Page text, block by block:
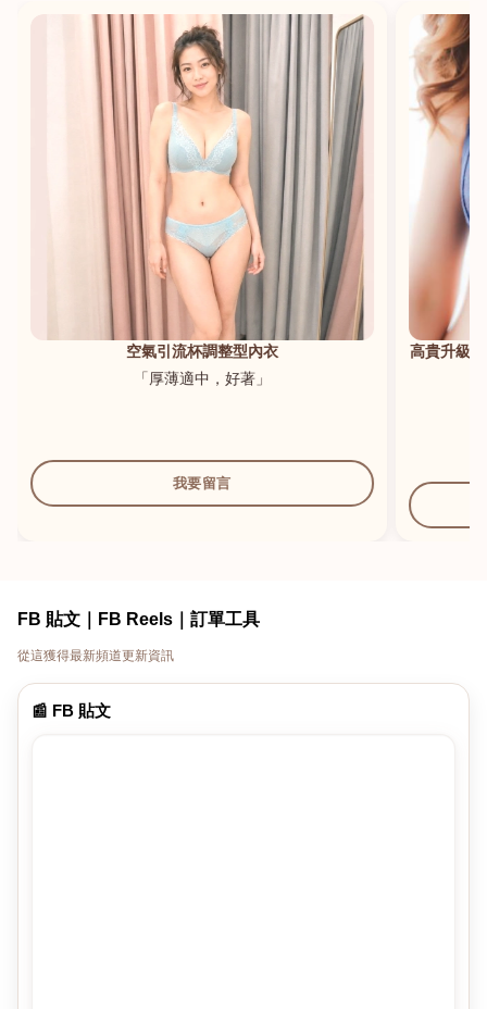
空氣引流杯調整型內衣
「厚薄適中，好著」
我要留言
高貴升級
FB 貼文｜FB Reels｜訂單工具
從這獲得最新頻道更新資訊
📰 FB 貼文
港澳中文
English